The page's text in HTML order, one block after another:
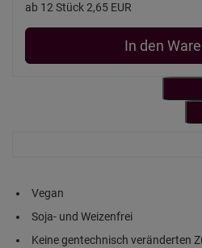
ab 12 Stück 2,65 EUR
In den
Vegan
Soja- und Weizenfrei
Keine gentechnisch veränderten